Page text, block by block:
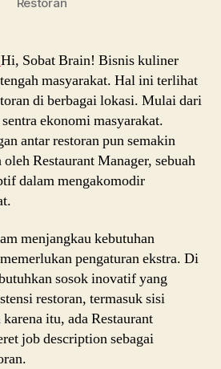
Hi, Sobat Brain! Bisnis kuliner
masyarakat. Hal ini terlihat
di berbagai lokasi. Mulai dari
ekonomi masyarakat.
antar restoran pun semakin
Restaurant Manager, sebuah
dalam mengakomodir
menjangkau kebutuhan
pengaturan ekstra. Di
sosok inovatif yang
restoran, termasuk sisi
itu, ada Restaurant
job description sebagai